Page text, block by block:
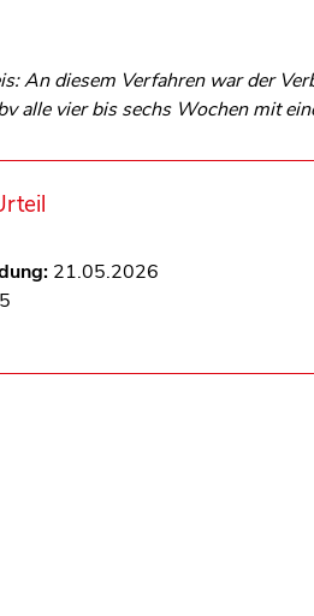
An diesem Verfahren war der
alle vier bis sechs Wochen mit
21.05.2026